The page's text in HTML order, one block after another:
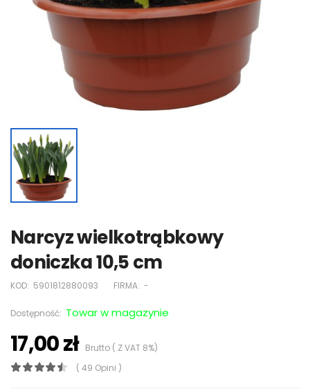
Narcyz wielkotrąbkowy
doniczka 10,5 cm
KOD: 5901812880093 FIRMA: -
Dostępność: Towar w magazynie
17,00 złBrutto ( Z VAT 8%)
( 49 Opini )